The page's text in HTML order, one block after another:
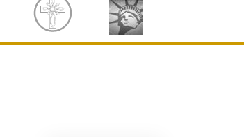
のように対立を解決するか
存在のダイナミックス